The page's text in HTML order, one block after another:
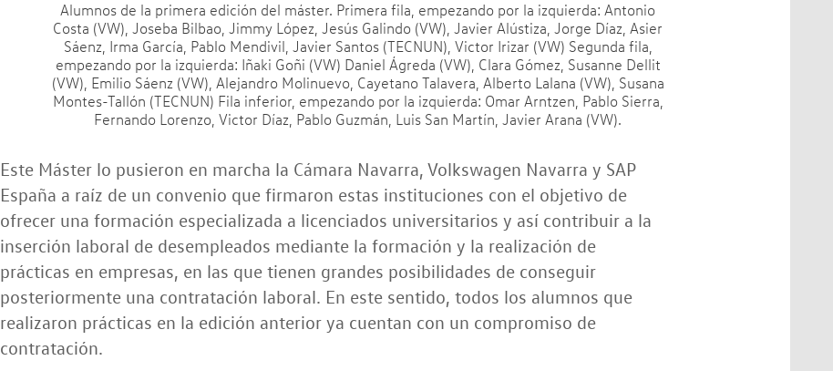
Alumnos de la primera edición del máster. Primera fila, empezando por la izquierda: Antonio
Costa (VW), Joseba Bilbao, Jimmy López, Jesús Galindo (VW), Javier Alústiza, Jorge Díaz, Asier
Sáenz, Irma García, Pablo Mendivil, Javier Santos (TECNUN), Victor Irizar (VW) Segunda fila,
empezando por la izquierda: Iñaki Goñi (VW) Daniel Ágreda (VW), Clara Gómez, Susanne Dellit
(VW), Emilio Sáenz (VW), Alejandro Molinuevo, Cayetano Talavera, Alberto Lalana (VW), Susana
Montes-Tallón (TECNUN) Fila inferior, empezando por la izquierda: Omar Arntzen, Pablo Sierra,
Fernando Lorenzo, Victor Díaz, Pablo Guzmán, Luis San Martín, Javier Arana (VW).
Este Máster lo pusieron en marcha la Cámara Navarra, Volkswagen Navarra y SAP
España a raíz de un convenio que firmaron estas instituciones con el objetivo de
ofrecer una formación especializada a licenciados universitarios y así contribuir a la
inserción laboral de desempleados mediante la formación y la realización de
prácticas en empresas, en las que tienen grandes posibilidades de conseguir
posteriormente una contratación laboral. En este sentido, todos los alumnos que
realizaron prácticas en la edición anterior ya cuentan con un compromiso de
contratación.